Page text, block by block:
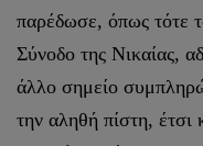
παρέδωσε, όπως τότε
Σύνοδο της Νικαίας,
άλλο σημείο
την αληθή πίστη, έτσι